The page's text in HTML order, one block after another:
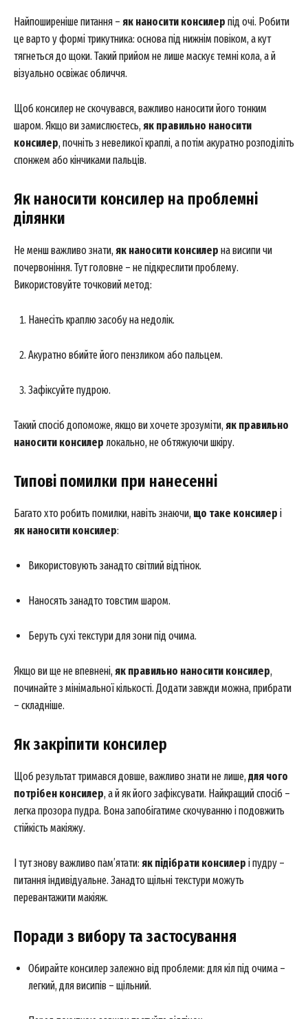
News Week
Magazine PRO
Найпоширеніше питання – як наносити консилер під очі. Робити
це варто у формі трикутника: основа під нижнім повіком, а кут
тягнеться до щоки. Такий прийом не лише маскує темні кола, а й
візуально освіжає обличчя.
Щоб консилер не скочувався, важливо наносити його тонким
шаром. Якщо ви замислюєтесь, як правильно наносити
консилер, почніть з невеликої краплі, а потім акуратно розподіліть
спонжем або кінчиками пальців.
Як наносити консилер на проблемні
ділянки
Не менш важливо знати, як наносити консилер на висипи чи
почервоніння. Тут головне – не підкреслити проблему.
Використовуйте точковий метод:
Нанесіть краплю засобу на недолік.
Акуратно вбийте його пензликом або пальцем.
Зафіксуйте пудрою.
Такий спосіб допоможе, якщо ви хочете зрозуміти, як правильно
наносити консилер локально, не обтяжуючи шкіру.
Типові помилки при нанесенні
Багато хто робить помилки, навіть знаючи, що таке консилер і
як наносити консилер:
Використовують занадто світлий відтінок.
Наносять занадто товстим шаром.
Беруть сухі текстури для зони під очима.
Якщо ви ще не впевнені, як правильно наносити консилер,
починайте з мінімальної кількості. Додати завжди можна, прибрати
– складніше.
Як закріпити консилер
Щоб результат тримався довше, важливо знати не лише, для чого
потрібен консилер, а й як його зафіксувати. Найкращий спосіб –
легка прозора пудра. Вона запобігатиме скочуванню і подовжить
стійкість макіяжу.
І тут знову важливо пам’ятати: як підібрати консилер і пудру –
питання індивідуальне. Занадто щільні текстури можуть
перевантажити макіяж.
Поради з вибору та застосування
Обирайте консилер залежно від проблеми: для кіл під очима –
легкий, для висипів – щільний.